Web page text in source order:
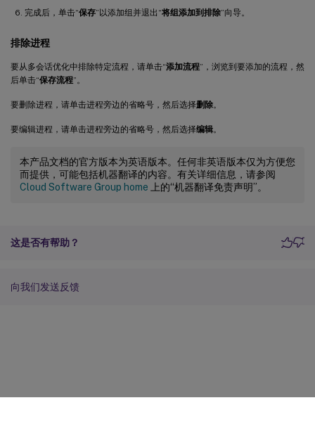
完成后，单击“保存”以添加组并退出“将组添加到排除”向导。
排除进程
要从多会话优化中排除特定流程，请单击“添加流程”，浏览到要添加的流程，然
后单击“保存流程”。
要删除进程，请单击进程旁边的省略号，然后选择删除。
要编辑进程，请单击进程旁边的省略号，然后选择编辑。
本产品文档的官方版本为英语版本。任何非英语版本仅为方便您
而提供，可能包括机器翻译的内容。有关详细信息，请参阅
Cloud Software Group home 上的“机器翻译免责声明”。
这是否有帮助？
向我们发送反馈